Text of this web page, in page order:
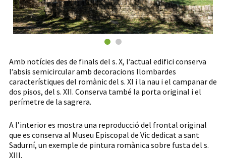
Amb notícies des de finals del s. X, l’actual edifici conserva
l’absis semicircular amb decoracions llombardes
característiques del romànic del s. XI i la nau i el campanar de
dos pisos, del s. XII. Conserva també la porta original i el
perímetre de la sagrera.
A l’interior es mostra una reproducció del frontal original
que es conserva al Museu Episcopal de Vic dedicat a sant
Sadurní, un exemple de pintura romànica sobre fusta del s.
XIII.